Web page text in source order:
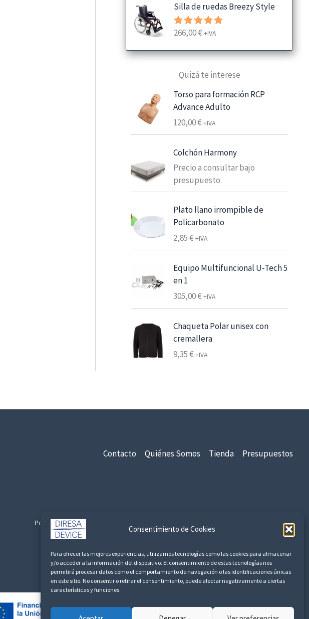
Consentimiento de Cookies
Para ofrecer las mejores experiencias, utilizamos tecnologías como las cookies para almacenar
y/o acceder a la información del dispositivo. El consentimiento de estas tecnologías nos
permitirá procesar datos como el comportamiento de navegación o las identificaciones únicas
en este sitio. No consentir o retirar el consentimiento, puede afectar negativamente a ciertas
características y funciones.
g
o
e
r
c
i
s
:
d
s
e
6
2
5
5
,
7
€
Silla de ruedas Breezy Style
Valorado
de 5
266,00€+IVA
Quizá te interese
Torso para formación RCP
Advance Adulto
120,00€+IVA
Colchón Harmony
Precio a consultar bajo
presupuesto.
Plato llano irrompible de
Policarbonato
2,85€+IVA
Equipo Multifuncional U-Tech 5
en 1
305,00€+IVA
Chaqueta Polar unisex con
cremallera
9,35€+IVA
Contacto Quiénes Somos Tienda Presupuestos
Politica de Privacidad